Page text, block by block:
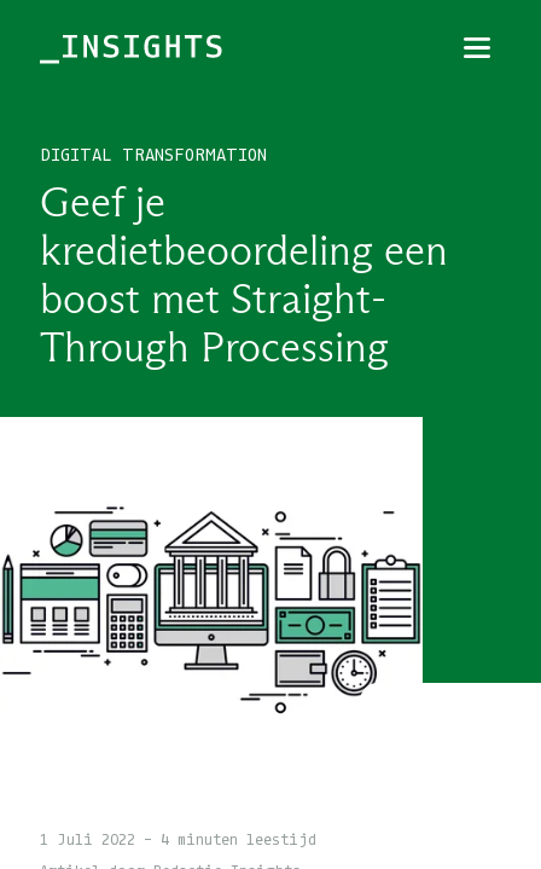
DIGITAL TRANSFORMATION
Geef je
kredietbeoordeling een
boost met Straight-
Through Processing
1 Juli 2022 - 4 minuten leestijd
TOPICS
THEMES
BRANCHES
PODCAST